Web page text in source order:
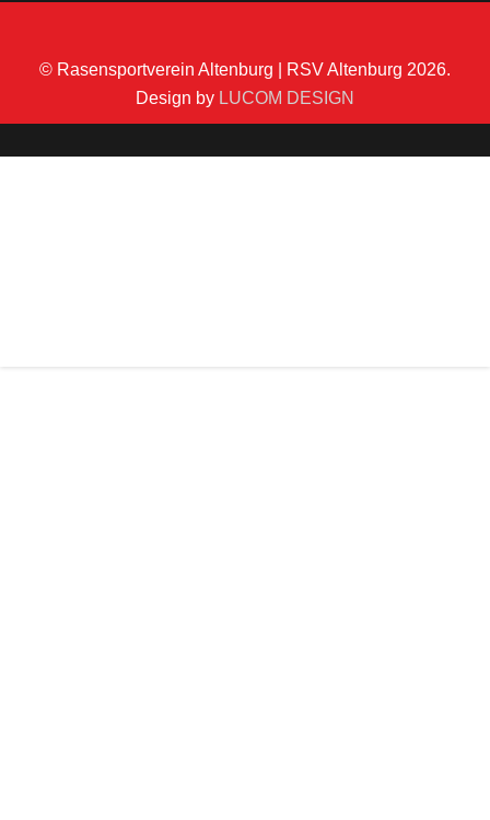
© Rasensportverein Altenburg | RSV Altenburg 2026.
Design by LUCOM DESIGN